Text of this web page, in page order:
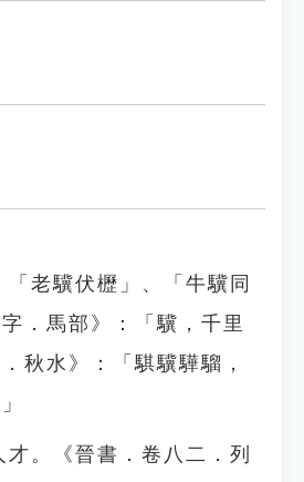
老驥伏櫪」、「牛驥同
．馬部》：「驥，千里
秋水》：「騏驥驊騮，
。《晉書．卷八二．列